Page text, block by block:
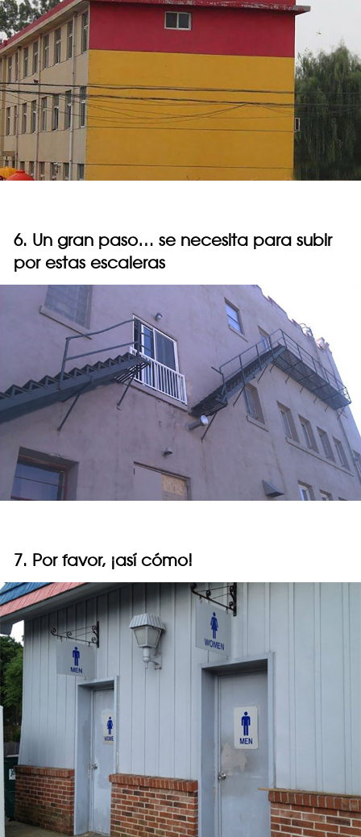
6. Un gran paso… se necesita para subir
por estas escaleras
7. Por favor, ¡así cómo!